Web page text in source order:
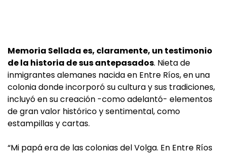
Memoria Sellada es, claramente, un testimonio
de la historia de sus antepasados. Nieta de
inmigrantes alemanes nacida en Entre Ríos, en una
colonia donde incorporó su cultura y sus tradiciones,
incluyó en su creación -como adelantó- elementos
de gran valor histórico y sentimental, como
estampillas y cartas.
“Mi papá era de las colonias del Volga. En Entre Ríos